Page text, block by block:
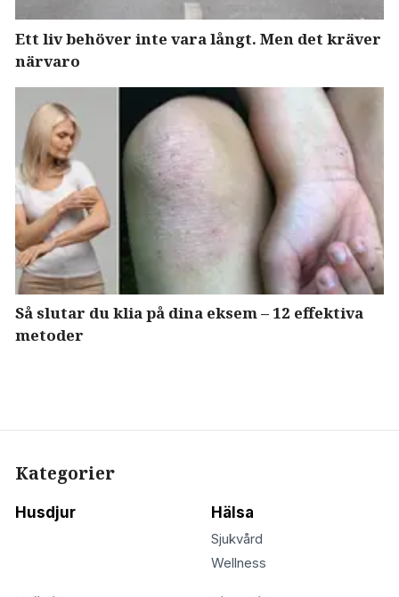
Ett liv behöver inte vara långt. Men det kräver
närvaro
Så slutar du klia på dina eksem – 12 effektiva
metoder
Kategorier
Husdjur Hälsa
Sjukvård
Wellness